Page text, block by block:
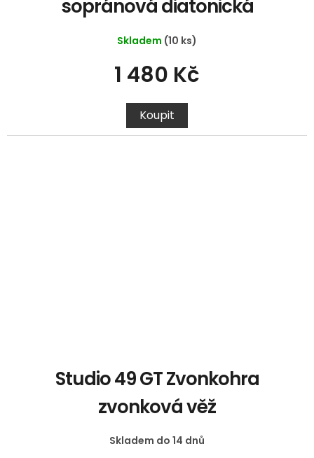
sopránová diatonická
Skladem (10 ks)
1 480 Kč
Koupit
Studio 49 GT Zvonkohra
zvonková věž
Skladem do 14 dnů